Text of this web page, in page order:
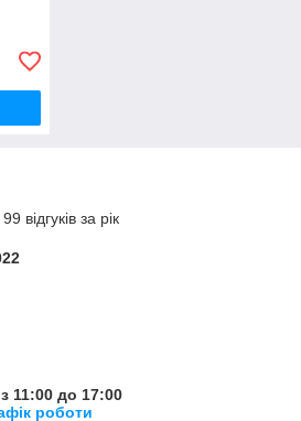
відгуків за рік
11:00 до 17:00
роботи